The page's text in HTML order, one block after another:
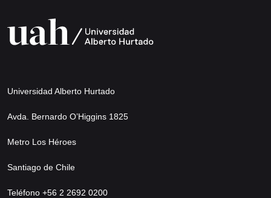
Universidad Alberto Hurtado
Avda. Bernardo O’Higgins 1825
Metro Los Héroes
Santiago de Chile
Teléfono +56 2 2692 0200